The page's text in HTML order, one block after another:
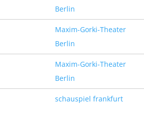
Berlin
Maxim-Gorki-Theater
Berlin
Maxim-Gorki-Theater
Berlin
schauspiel frankfurt